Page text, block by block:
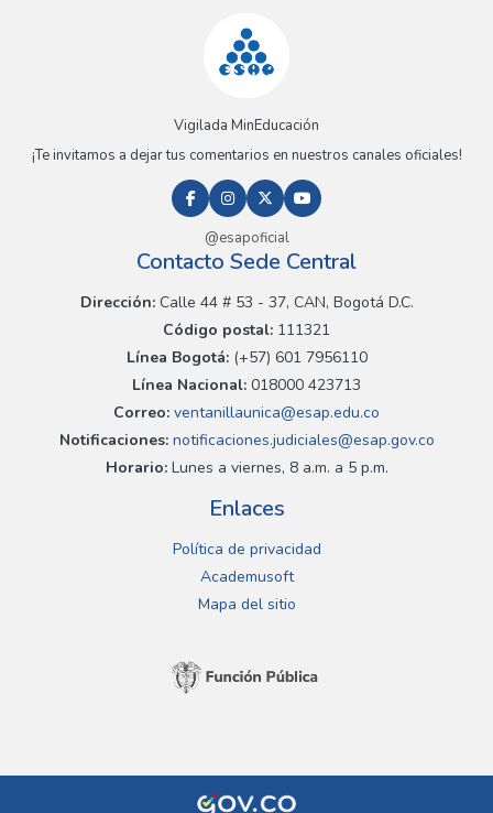
Vigilada MinEducación
¡Te invitamos a dejar tus comentarios en nuestros canales oficiales!
@esapoficial
Contacto Sede Central
Dirección:Calle 44 # 53 - 37, CAN, Bogotá D.C.
Código postal: 111321
Línea Bogotá:(+57) 601 7956110
Línea Nacional: 018000 423713
Correo: ventanillaunica@esap.edu.co
Notificaciones:notificaciones.judiciales@esap.gov.co
Horario:Lunes a viernes, 8 a.m. a 5 p.m.
Enlaces
Política de privacidad
Academusoft
Mapa del sitio